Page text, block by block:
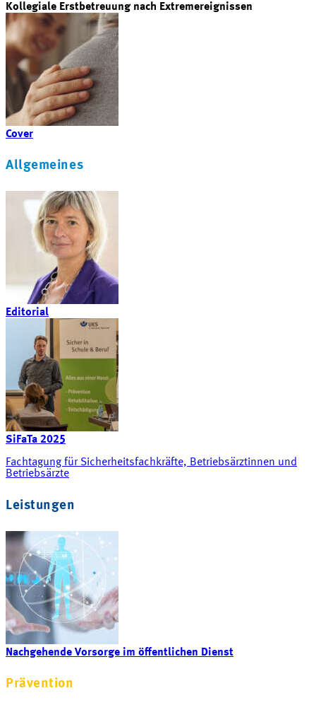
Kollegiale Erstbetreuung nach Extremereignissen
Cover
Allgemeines
Editorial
SiFaTa 2025
Fachtagung für Sicherheitsfachkräfte, Betriebsärztinnen und
Betriebsärzte
Leistungen
Nachgehende Vorsorge im öffentlichen Dienst
Prävention